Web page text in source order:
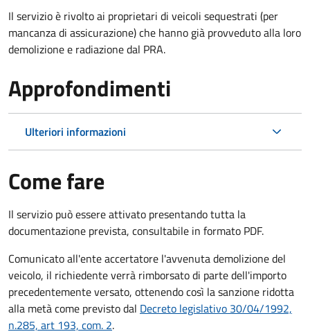
Il servizio è rivolto ai proprietari di veicoli sequestrati (per
mancanza di assicurazione) che hanno già provveduto alla loro
demolizione e radiazione dal PRA.
Approfondimenti
Ulteriori informazioni
Come fare
Il servizio può essere attivato presentando tutta la
documentazione prevista, consultabile in formato PDF.
Comunicato all'ente accertatore l'avvenuta demolizione del
veicolo, il richiedente verrà rimborsato di parte dell'importo
precedentemente versato, ottenendo così la sanzione ridotta
alla metà come previsto dal Decreto legislativo 30/04/1992,
n.285, art 193, com. 2.